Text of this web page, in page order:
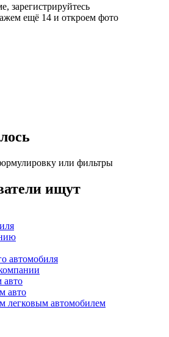
зарегистрируйтесь
ещё 14 и откроем фото
или фильтры
ищут
автомобиля
авто
авто
легковым автомобилем